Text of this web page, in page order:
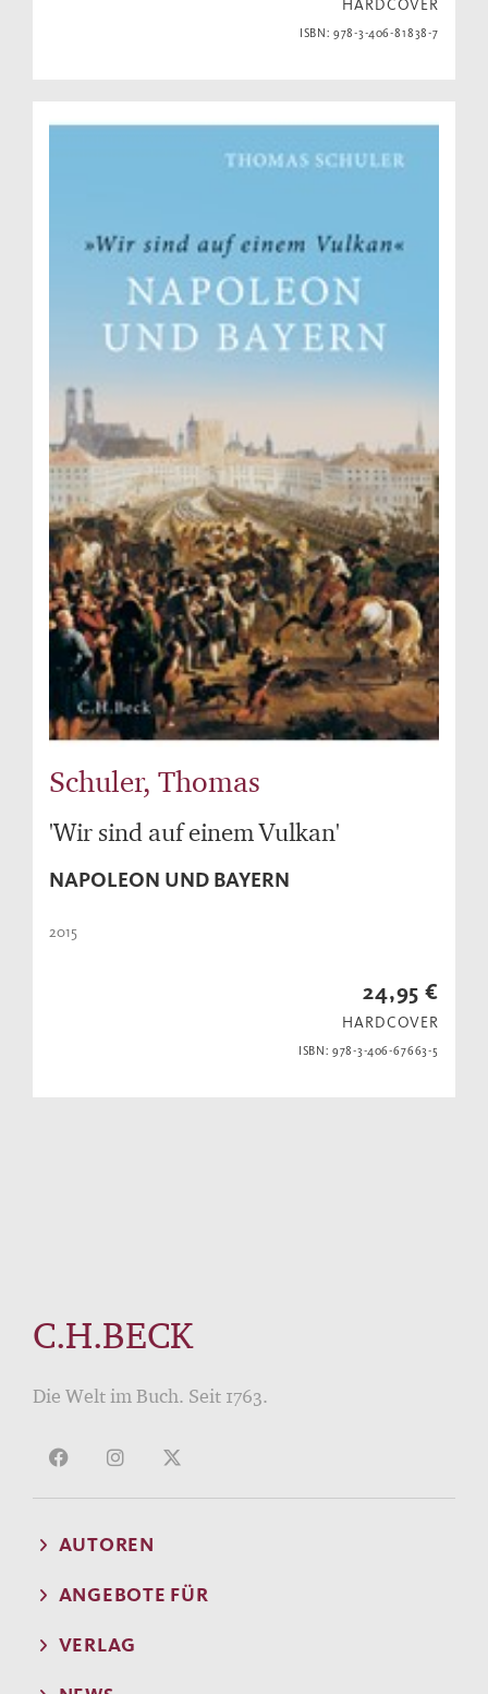
HARDCOVER
ISBN: 978-3-406-81838-7
Schuler, Thomas
'Wir sind auf einem Vulkan'
NAPOLEON UND BAYERN
2015
24,95 €
HARDCOVER
ISBN: 978-3-406-67663-5
C.H.BECK
Die Welt im Buch. Seit 1763.
AUTOREN
ANGEBOTE FÜR
VERLAG